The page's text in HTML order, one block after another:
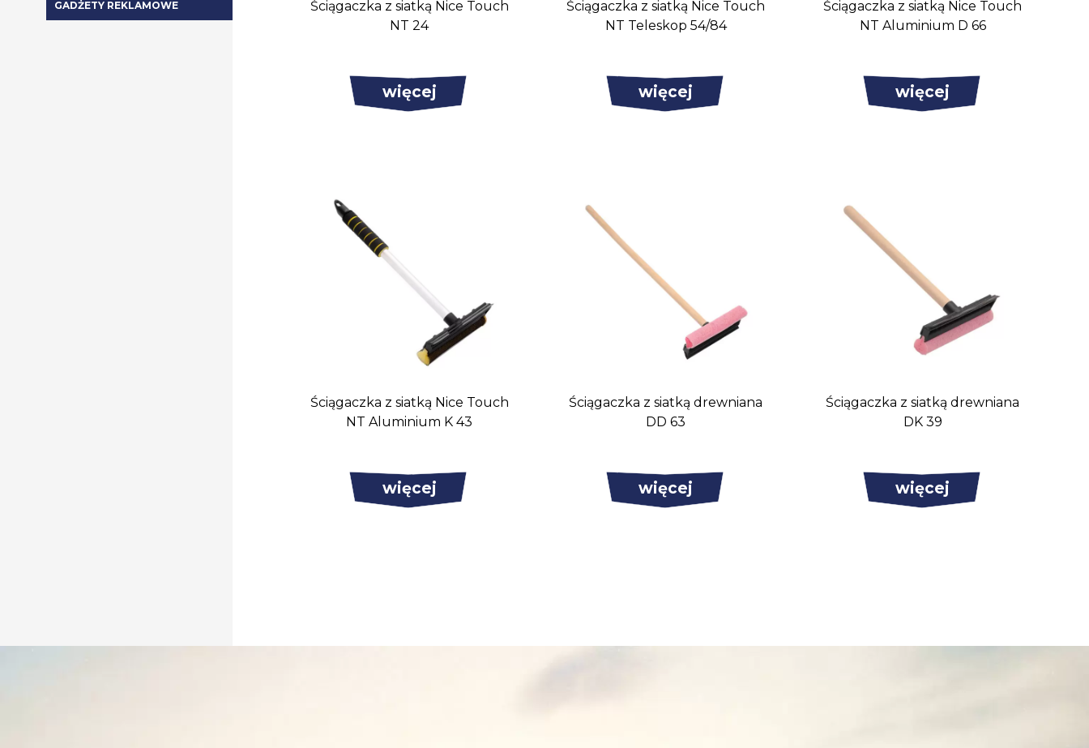
GADŻETY REKLAMOWE
Ściągaczka z siatką Nice Touch
NT 24
więcej
Ściągaczka z siatką Nice Touch
NT Teleskop 54/84
więcej
Ściągaczka z siatką Nice Touch
NT Aluminium D 66
więcej
Ściągaczka z siatką Nice Touch
NT Aluminium K 43
więcej
Ściągaczka z siatką drewniana
DD 63
więcej
Ściągaczka z siatką drewniana
DK 39
więcej